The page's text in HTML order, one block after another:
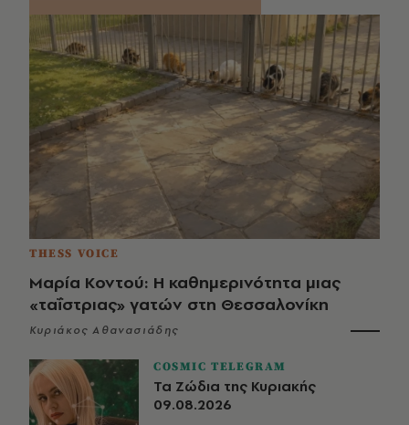
THESS VOICE
Μαρία Κοντού: Η καθημερινότητα μιας
«ταΐστριας» γατών στη Θεσσαλονίκη
Κυριάκος Αθανασιάδης
COSMIC TELEGRAM
Τα Ζώδια της Κυριακής
09.08.2026